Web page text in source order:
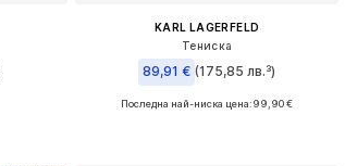
KARL LAGERFELD
Тениска
89,91 € (175,85 лв.³)
Налични размери: S, M, L, XL, XXL
Последна най-ниска цена:99,90 €